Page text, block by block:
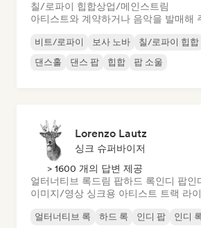
칠/로파이 힙합상업/메인스트림
아티스트와 계약하거나 음악을 발매해
비트/로파이 보사 노바 칠/로파이 힙합
댄스홀
댄스 팝 힙합 팝 소울
Lorenzo Lautz
싱크 슈퍼바이저
> 1600 개의 답변 제공
얼터너티브 록드림 팝하드 록인디 팝인
이미지/영상 싱크용 아티스트 트랙 라
얼터너티브 록 하드 록 인디 팝 인디